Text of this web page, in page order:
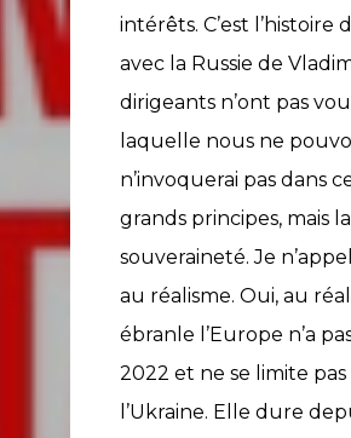
intérêts. C’est
avec la Russie de
dirigeants n’ont pas
laquelle nous ne
n’invoquerai pas dans
grands principes, mais
souveraineté. Je
au réalisme. Oui, au
ébranle l’Europe n’a
2022 et ne se limite
l’Ukraine. Elle dure